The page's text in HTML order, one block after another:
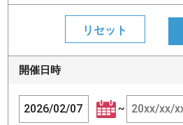
開催日時
~